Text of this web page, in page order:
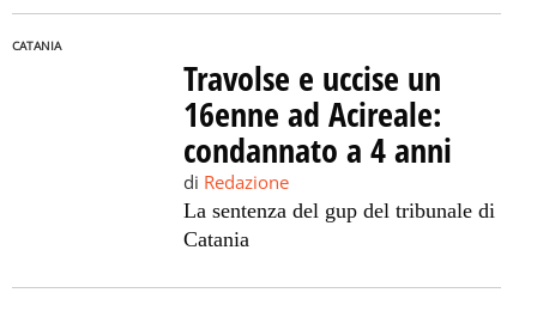
CATANIA
Travolse e uccise un
16enne ad Acireale:
condannato a 4 anni
di Redazione
La sentenza del gup del tribunale di
Catania